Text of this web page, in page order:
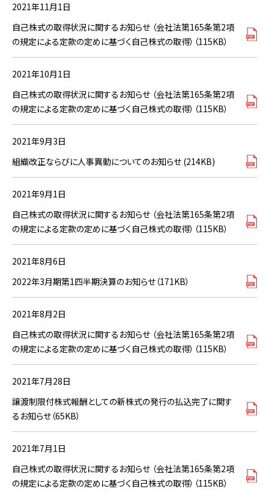
2021年11月1日
自己株式の取得状況に関するお知らせ （会社法第165条第2項
の規定による定款の定めに基づく自己株式の取得）（115KB）
2021年10月1日
自己株式の取得状況に関するお知らせ （会社法第165条第2項
の規定による定款の定めに基づく自己株式の取得）（115KB）
2021年9月3日
組織改正ならびに人事異動についてのお知らせ (214KB)
2021年9月1日
自己株式の取得状況に関するお知らせ （会社法第165条第2項
の規定による定款の定めに基づく自己株式の取得）（115KB）
2021年8月6日
2022年3月期第1四半期決算のお知らせ（171KB）
2021年8月2日
自己株式の取得状況に関するお知らせ （会社法第165条第2項
の規定による定款の定めに基づく自己株式の取得）（115KB）
2021年7月28日
譲渡制限付株式報酬としての新株式の発行の払込完了に関す
るお知らせ（65KB）
2021年7月1日
自己株式の取得状況に関するお知らせ （会社法第165条第2項
の規定による定款の定めに基づく自己株式の取得）（115KB）